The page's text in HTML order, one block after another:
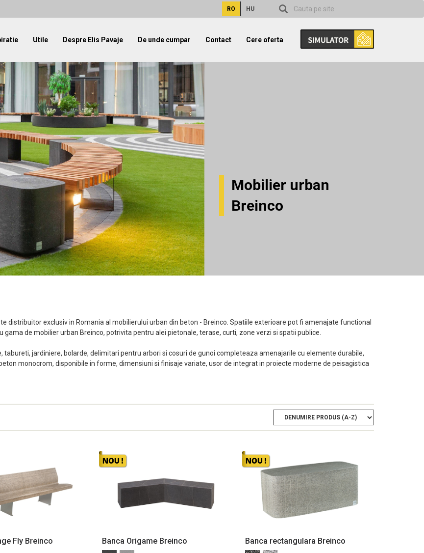
RO HU
Utile Despre Elis Pavaje De unde cumpar Contact Cere oferta
Mobilier urban
Breinco
distribuitor exclusiv in Romania al mobilierului urban din beton - Breinco. Spatiile exterioare pot fi amenajate functional
gama de mobilier urban Breinco, potrivita pentru alei pietonale, terase, curti, zone verzi si spatii publice.
tabureti, jardiniere, bolarde, delimitari pentru arbori si cosuri de gunoi completeaza amenajarile cu elemente durabile,
monocrom, disponibile in forme, dimensiuni si finisaje variate, usor de integrat in proiecte moderne de peisagistica
Fly Breinco Banca Origame Breinco Banca rectangulara Breinco